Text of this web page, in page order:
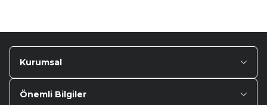
Kurumsal
Önemli Bilgiler